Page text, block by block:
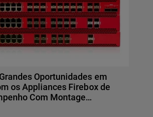
Oportunidades em
os Appliances Firebox de
Com Montage…